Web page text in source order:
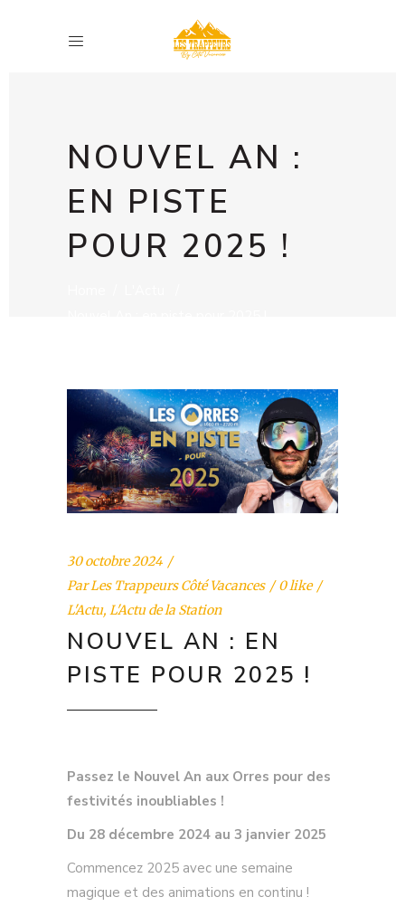
NOUVEL AN :
EN PISTE
POUR 2025 !
30 octobre 2024
ParLes Trappeurs Côté Vacances
0 like
L'Actu, L'Actu de la Station
NOUVEL AN : EN
PISTE POUR 2025 !
Passez le Nouvel An aux Orres pour des
festivités inoubliables !
Du 28 décembre 2024 au 3 janvier 2025
Commencez 2025 avec une semaine
magique et des animations en continu !